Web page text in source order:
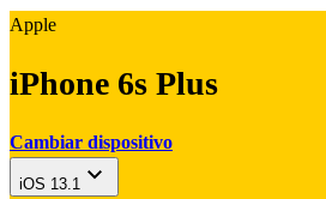
Apple
iPhone 6s Plus
Cambiar dispositivo
iOS 13.1